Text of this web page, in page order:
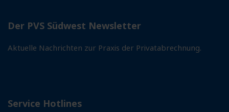
Der PVS Südwest Newsletter
Aktuelle Nachrichten zur Praxis der Privatabrechnung.
Service Hotlines